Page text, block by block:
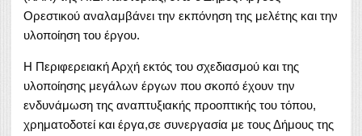
Ορεστικού αναλαμβάνει την εκπόνηση της μελέτης και την
υλοποίηση του έργου.
Η Περιφερειακή Αρχή εκτός του σχεδιασμού και της
υλοποίησης μεγάλων έργων που σκοπό έχουν την
ενδυνάμωση της αναπτυξιακής προοπτικής του τόπου,
χρηματοδοτεί και έργα,σε συνεργασία με τους Δήμους της